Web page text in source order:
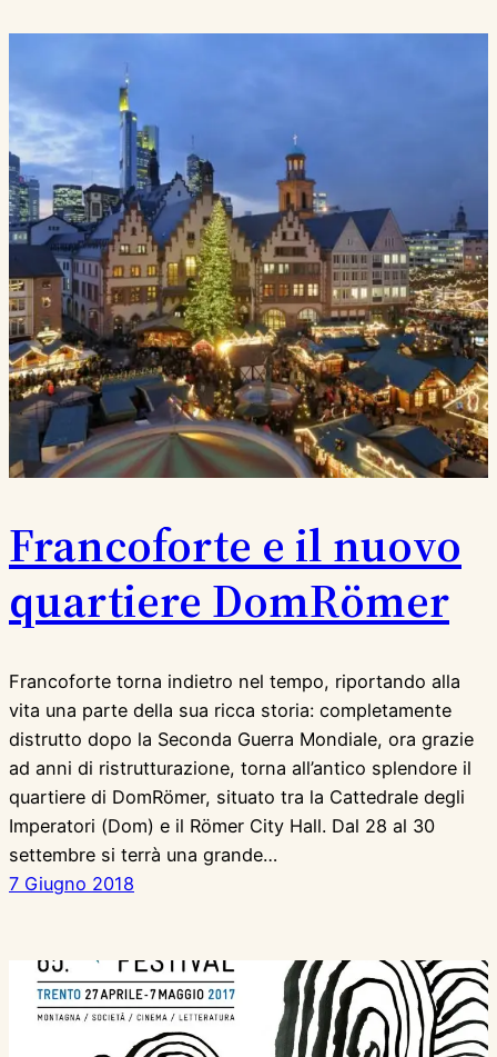
Francoforte e il nuovo
quartiere DomRömer
Francoforte torna indietro nel tempo, riportando alla
vita una parte della sua ricca storia: completamente
distrutto dopo la Seconda Guerra Mondiale, ora grazie
ad anni di ristrutturazione, torna all’antico splendore il
quartiere di DomRömer, situato tra la Cattedrale degli
Imperatori (Dom) e il Römer City Hall. Dal 28 al 30
settembre si terrà una grande…
7 Giugno 2018